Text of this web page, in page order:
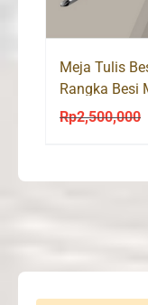
Meja Tulis
Rangka Besi
Rp2,500,000